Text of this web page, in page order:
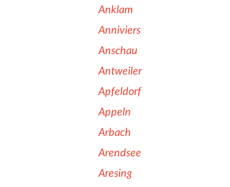
Anklam
Anniviers
Anschau
Antweiler
Apfeldorf
Appeln
Arbach
Arendsee
Aresing